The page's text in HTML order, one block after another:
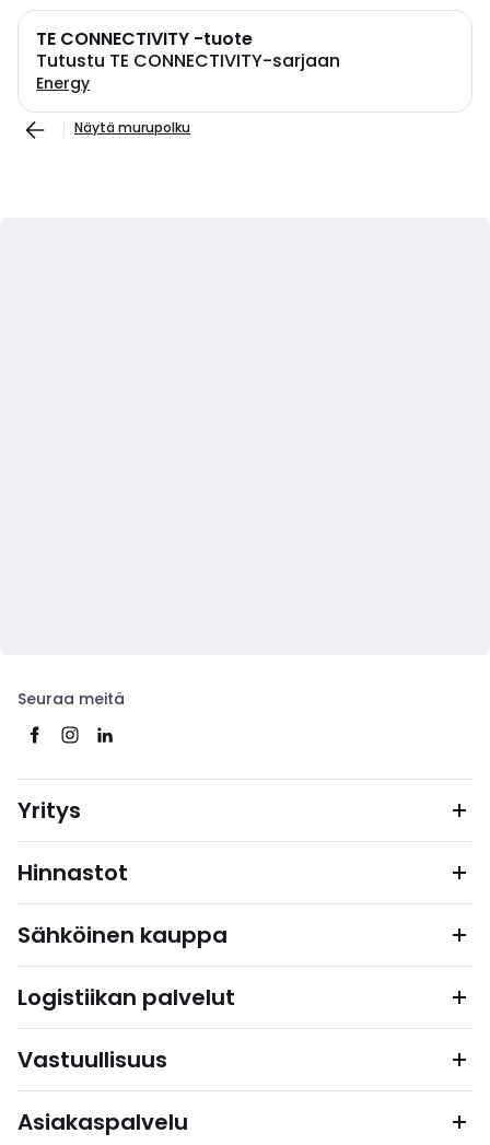
TE CONNECTIVITY -tuote
Tutustu TE CONNECTIVITY-sarjaan
Energy
Näytä murupolku
Seuraa meitä
Yritys
Hinnastot
Sähköinen kauppa
Logistiikan palvelut
Vastuullisuus
Asiakaspalvelu